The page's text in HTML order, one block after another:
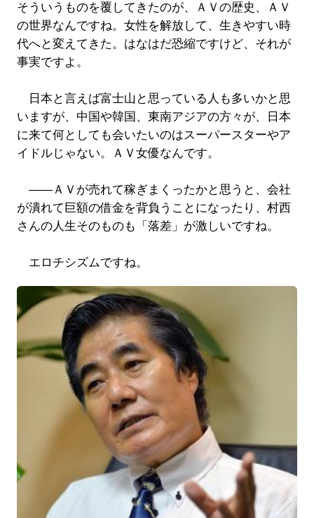
そういうものを覆してきたのが、ＡＶの歴史、ＡＶ
の世界なんですね。女性を解放して、生きやすい時
代へと変えてきた。はなはだ恐縮ですけど、それが
事実ですよ。
日本と言えば富士山と思っている人も多いかと思
いますが、中国や韓国、東南アジアの方々が、日本
に来て何としても会いたいのはスーパースターやア
イドルじゃない。ＡＶ女優なんです。
――ＡＶが売れて稼ぎまくったかと思うと、会社
が潰れて巨額の借金を背負うことになったり、村西
さんの人生そのものも「落差」が激しいですね。
エロチシズムですね。